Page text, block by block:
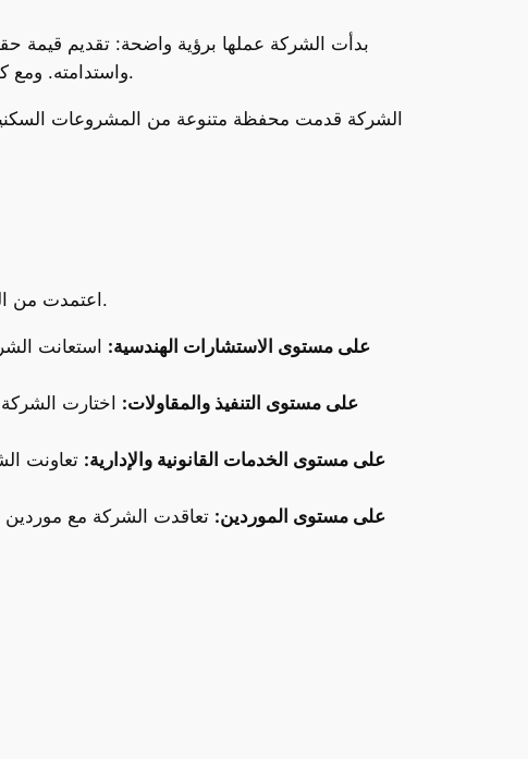
بدأت الشركة عملها برؤية واضحة: تقديم قيمة
واستدامته. ومع كل مشروع جديد، كانت الشركة تضيف لنفسها رصيدًا من الثقة عند عملائها، حتى أصبحت رمزًا للالتزام والجدية.
الشركة قدمت محفظة متنوعة من المشروعات السكنية،
النجاح لا يتحقق بمعزل عن الآخرين. LHD اعتمدت من البداية على مبدأ “العمل الجماعي” مع شركاء خبرة في كل المجالات.
على مستوى الاستشارات الهندسية: استعانت
على مستوى التنفيذ والمقاولات: اختارت
على مستوى الخدمات القانونية والإدارية: تعاونت
على مستوى الموردين: تعاقدت الشركة مع موردين